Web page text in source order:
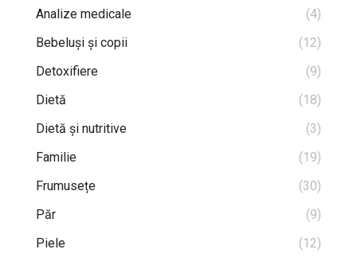
Analize medicale
(4)
Bebeluși și copii
(12)
Detoxifiere
(9)
Dietă
(18)
Dietă și nutritive
(3)
Familie
(19)
Frumusețe
(30)
Păr
(9)
Piele
(12)